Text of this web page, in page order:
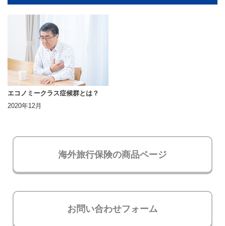
エコノミークラス症候群とは？
2020年12月
海外旅行保険の商品ページ
お問い合わせフォーム